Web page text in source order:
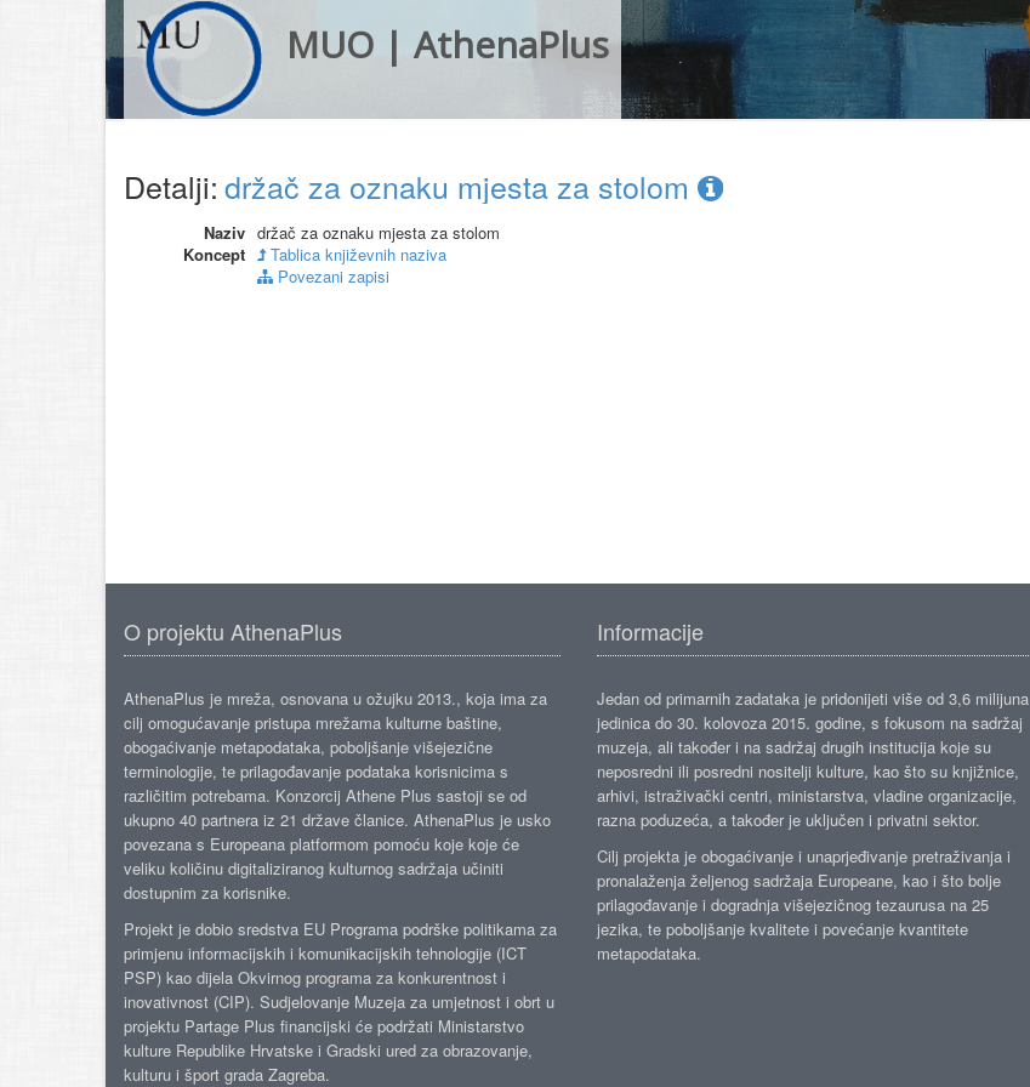
MUO | AthenaPlus
Detalji:držač za oznaku mjesta za stolom
Naziv držač za oznaku mjesta za stolom
Koncept
Tablica književnih naziva
Povezani zapisi
O projektu AthenaPlus
AthenaPlus je mreža, osnovana u ožujku 2013., koja ima za
cilj omogućavanje pristupa mrežama kulturne baštine,
obogaćivanje metapodataka, poboljšanje višejezične
terminologije, te prilagođavanje podataka korisnicima s
različitim potrebama. Konzorcij Athene Plus sastoji se od
ukupno 40 partnera iz 21 države članice. AthenaPlus je usko
povezana s Europeana platformom pomoću koje koje će
veliku količinu digitaliziranog kulturnog sadržaja učiniti
dostupnim za korisnike.
Projekt je dobio sredstva EU Programa podrške politikama za
primjenu informacijskih i komunikacijskih tehnologije (ICT
PSP) kao dijela Okvirnog programa za konkurentnost i
inovativnost (CIP). Sudjelovanje Muzeja za umjetnost i obrt u
projektu Partage Plus financijski će podržati Ministarstvo
kulture Republike Hrvatske i Gradski ured za obrazovanje,
kulturu i šport grada Zagreba.
Informacije
Jedan od primarnih zadataka je pridonijeti više od 3,6 milijuna
jedinica do 30. kolovoza 2015. godine, s fokusom na sadržaj
muzeja, ali također i na sadržaj drugih institucija koje su
neposredni ili posredni nositelji kulture, kao što su knjižnice,
arhivi, istraživački centri, ministarstva, vladine organizacije,
razna poduzeća, a također je uključen i privatni sektor.
Cilj projekta je obogaćivanje i unaprjeđivanje pretraživanja i
pronalaženja željenog sadržaja Europeane, kao i što bolje
prilagođavanje i dogradnja višejezičnog tezaurusa na 25
jezika, te poboljšanje kvalitete i povećanje kvantitete
metapodataka.